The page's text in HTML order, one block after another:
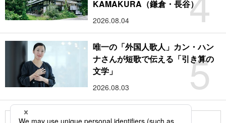
KAMAKURA（鎌倉・長谷）
2026.08.04
5
唯一の「外国人歌人」カン・ハン
ナさんが短歌で伝える「引き算の
文学」
2026.08.03